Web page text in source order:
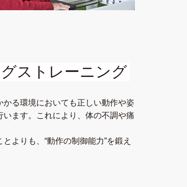
ストレーニング
る環境においても正しい動作や姿
ます。これにより、体の不調や痛
よりも、“動作の制御能⼒”を鍛え